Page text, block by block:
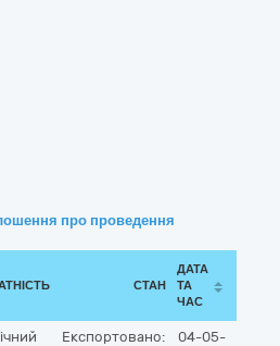
про проведення
СТАН
ДАТА
ТА
ЧАС
Експортовано:
04-05-